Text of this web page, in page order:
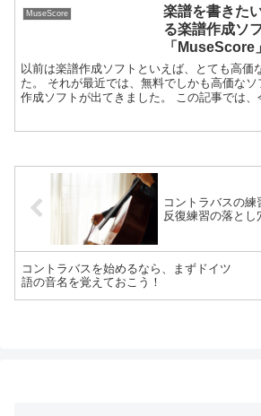
MuseScore
楽譜を書きた
る楽譜作成ソ
「MuseScore」
以前は楽譜作成ソフトといえば、とても高価
た。 それが最近では、無料でしかも高価な
作成ソフトが出てきました。 この記事では
コントラバスの練
反復練習の落とし
コントラバスを始めるなら、まずドイツ
語の音名を覚えておこう！